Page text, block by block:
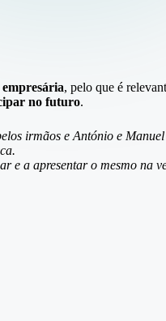
, pelo que é
no futuro.
irmãos e António e
a apresentar o mesmo na